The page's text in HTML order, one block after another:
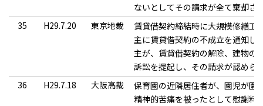
ないとしてその請求が全て棄却さ
35
H29.7.20 東京地裁
賃貸借契約締結時に大規模修繕工
主に賃貸借契約の不成立を通知し
主が、賃貸借契約の解除、建物の
訴訟を提起し、その請求が認めら
36
H29.7.18 大阪高裁
保育園の近隣居住者が、園児が園
精神的苦痛を被ったとして慰謝料